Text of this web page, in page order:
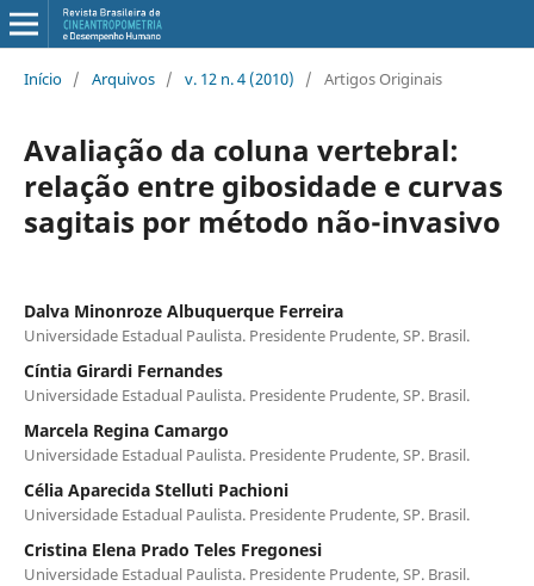
Início / Arquivos / v. 12 n. 4 (2010) / Artigos Originais
Avaliação da coluna vertebral:
relação entre gibosidade e curvas
sagitais por método não-invasivo
Dalva Minonroze Albuquerque Ferreira
Universidade Estadual Paulista. Presidente Prudente, SP. Brasil.
Cíntia Girardi Fernandes
Universidade Estadual Paulista. Presidente Prudente, SP. Brasil.
Marcela Regina Camargo
Universidade Estadual Paulista. Presidente Prudente, SP. Brasil.
Célia Aparecida Stelluti Pachioni
Universidade Estadual Paulista. Presidente Prudente, SP. Brasil.
Cristina Elena Prado Teles Fregonesi
Universidade Estadual Paulista. Presidente Prudente, SP. Brasil.